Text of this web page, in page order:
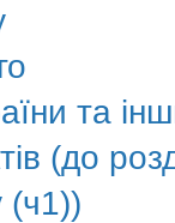
та
(до
(ч1))